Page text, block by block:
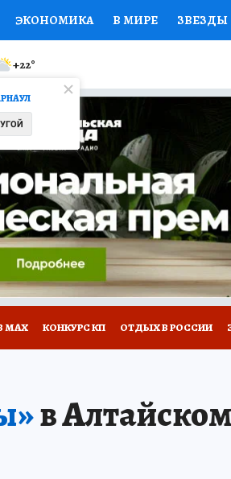
ЭКОНОМИКА В МИРЕ ЗВЕЗДЫ
НАЦИОНАЛЬНЫЕ
Я ЗНАЮ СЕМЬЯ ЖЕНСКИЕ
СПЕЦПРОЕКТЫ
КОНКУРСЫ РАБОТА У НАС
+22°
МАХ КОНКУРС КП ОТДЫХ В РОССИИ
в